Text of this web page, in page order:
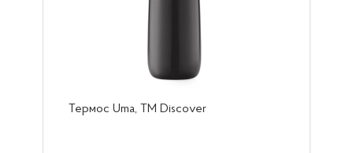
Термос Uma, ТМ Discover